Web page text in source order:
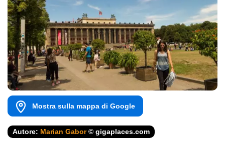
Mostra sulla mappa di Google
Autore: Marian Gabor© gigaplaces.com